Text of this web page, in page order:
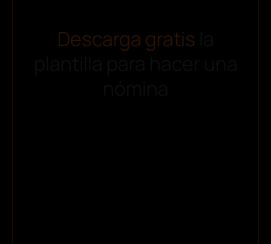
Descarga gratis